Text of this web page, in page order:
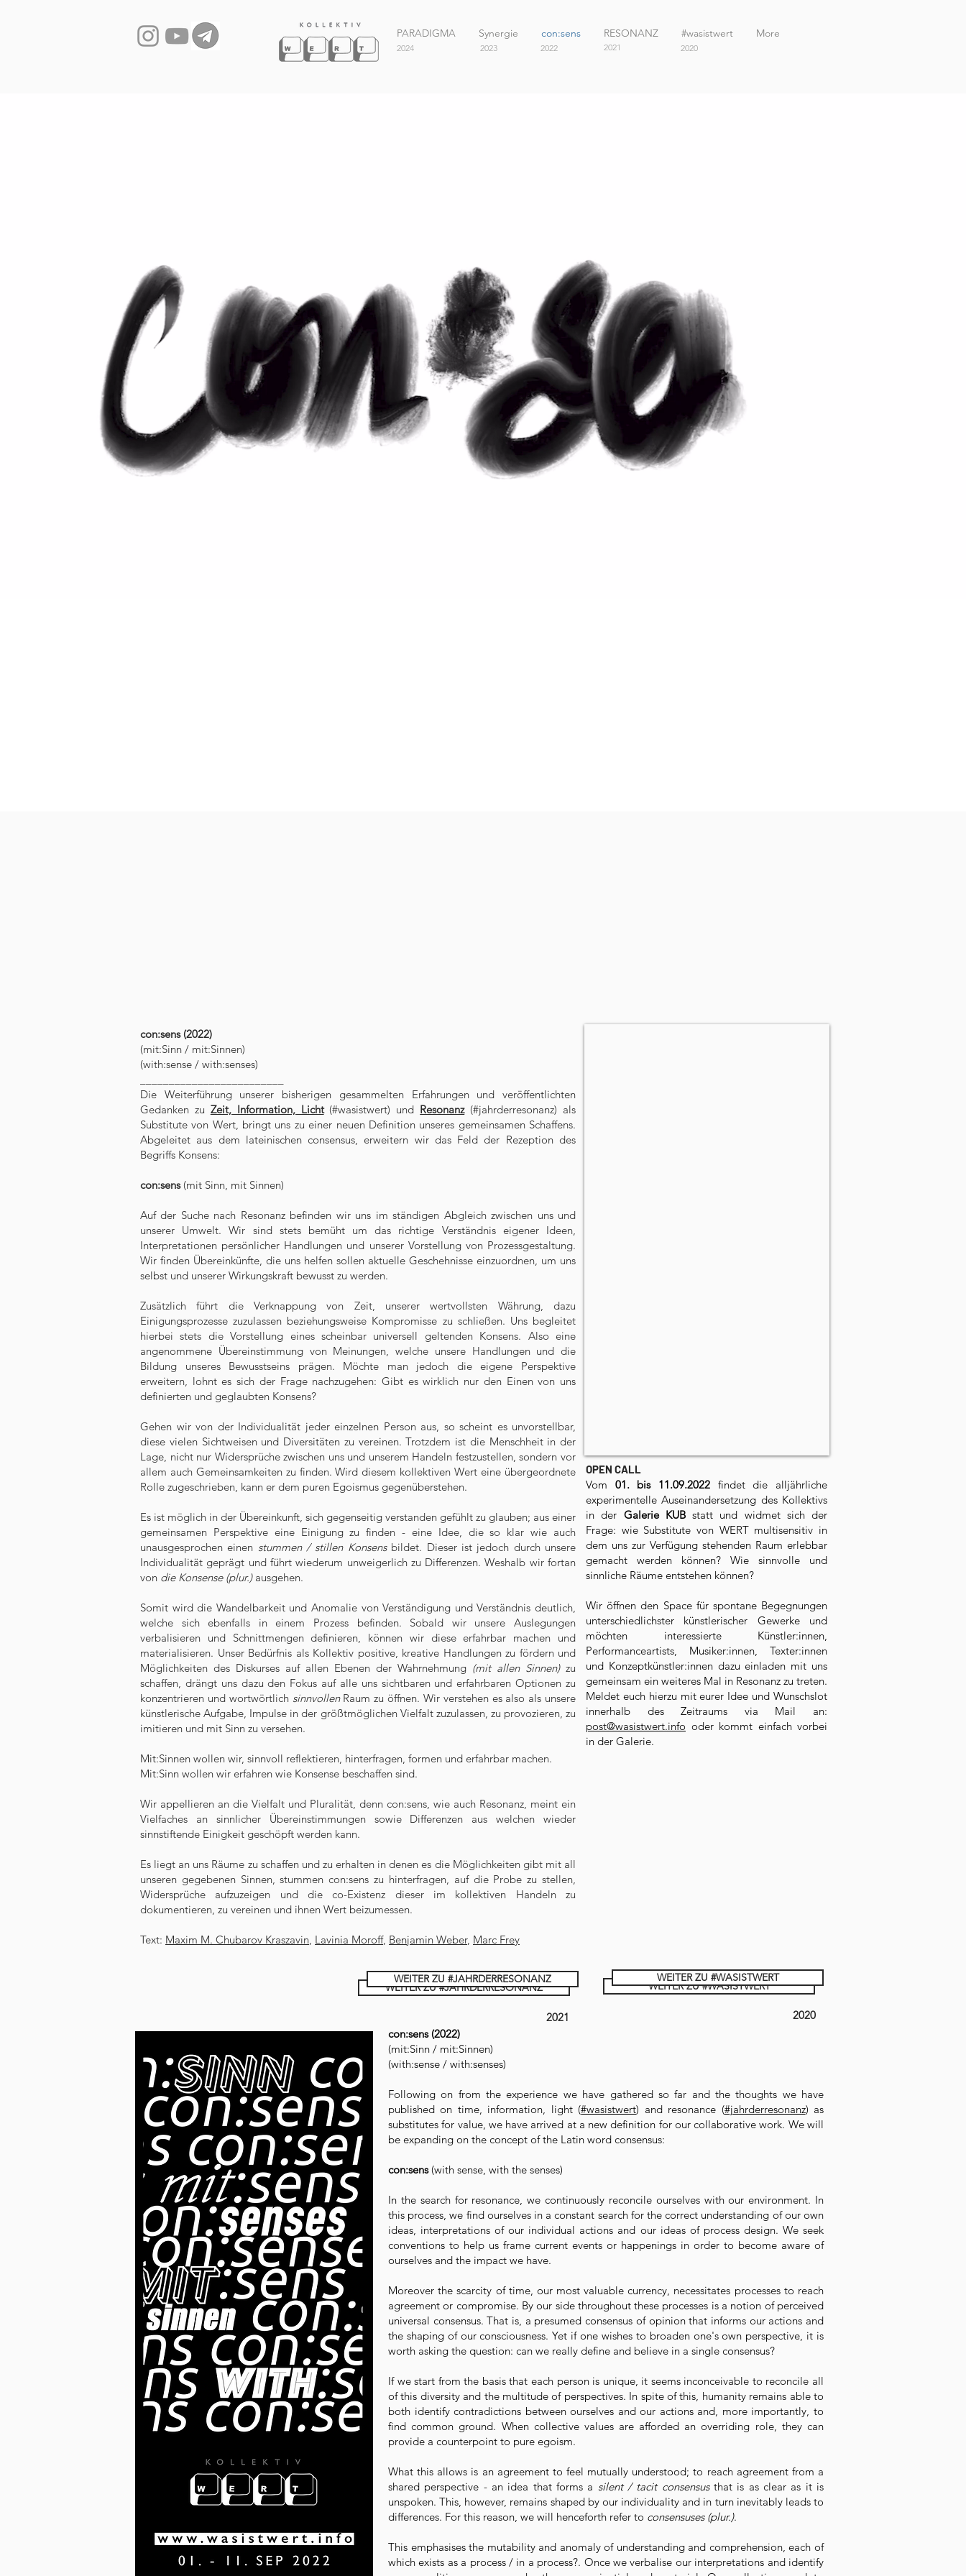
PARADIGMA Synergie con:sens RESONANZ #wasistwert More
2024 2023 2022 2021 2020
con:sens (2022)
(mit:Sinn / mit:Sinnen)
(with:sense / with:senses)
Die Weiterführung unserer bisherigen gesammelten Erfahrungen und veröffentlichten
Gedanken zu Zeit, Information, Licht(#wasistwert) und Resonanz (#jahrderresonanz) als
Substitute von Wert, bringt uns zu einer neuen Definition unseres gemeinsamen Schaffens.
Abgeleitet aus dem lateinischen consensus, erweitern wir das Feld der Rezeption des
Begriffs Konsens:
con:sens(mit Sinn, mit Sinnen)
Auf der Suche nach Resonanz befinden wir uns im ständigen Abgleich zwischen uns und
unserer Umwelt. Wir sind stets bemüht um das richtige Verständnis eigener Ideen,
Interpretationen persönlicher Handlungen und unserer Vorstellung von Prozessgestaltung.
Wir finden Übereinkünfte, die uns helfen sollen aktuelle Geschehnisse einzuordnen, um uns
selbst und unserer Wirkungskraft bewusst zu werden.
Zusätzlich führt die Verknappung von Zeit, unserer wertvollsten Währung, dazu
Einigungsprozesse zuzulassen beziehungsweise Kompromisse zu schließen. Uns begleitet
hierbei stets die Vorstellung eines scheinbar universell geltenden Konsens. Also eine
angenommene Übereinstimmung von Meinungen, welche unsere Handlungen und die
Bildung unseres Bewusstseins prägen. Möchte man jedoch die eigene Perspektive
erweitern, lohnt es sich der Frage nachzugehen: Gibt es wirklich nur den Einen von uns
definierten und geglaubten Konsens?
Gehen wir von der Individualität jeder einzelnen Person aus, so scheint es unvorstellbar,
diese vielen Sichtweisen und Diversitäten zu vereinen. Trotzdem ist die Menschheit in der
Lage, nicht nur Widersprüche zwischen uns und unserem Handeln festzustellen, sondern vor
allem auch Gemeinsamkeiten zu finden. Wird diesem kollektiven Wert eine übergeordnete
Rolle zugeschrieben, kann er dem puren Egoismus gegenüberstehen.
Es ist möglich in der Übereinkunft, sich gegenseitig verstanden gefühlt zu glauben; aus einer
gemeinsamen Perspektive eine Einigung zu finden - eine Idee, die so klar wie auch
unausgesprochen einen stummen / stillen Konsensbildet. Dieser ist jedoch durch unsere
Individualität geprägt und führt wiederum unweigerlich zu Differenzen. Weshalb wir fortan
von die Konsense (plur.)ausgehen.
Somit wird die Wandelbarkeit und Anomalie von Verständigung und Verständnis deutlich,
welche sich ebenfalls in einem Prozess befinden. Sobald wir unsere Auslegungen
verbalisieren und Schnittmengen definieren, können wir diese erfahrbar machen und
materialisieren. Unser Bedürfnis als Kollektiv positive, kreative Handlungen zu fördern und
Möglichkeiten des Diskurses auf allen Ebenen der Wahrnehmung (mit allen Sinnen)zu
schaffen, drängt uns dazu den Fokus auf alle uns sichtbaren und erfahrbaren Optionen zu
konzentrieren und wortwörtlich sinnvollenRaum zu öffnen. Wir verstehen es also als unsere
künstlerische Aufgabe, Impulse in der größtmöglichen Vielfalt zuzulassen, zu provozieren, zu
imitieren und mit Sinn zu versehen.
Mit:Sinnen wollen wir, sinnvoll reflektieren, hinterfragen, formen und erfahrbar machen.
Mit:Sinn wollen wir erfahren wie Konsense beschaffen sind.
Wir appellieren an die Vielfalt und Pluralität, denn con:sens, wie auch Resonanz, meint ein
Vielfaches an sinnlicher Übereinstimmungen sowie Differenzen aus welchen wieder
sinnstiftende Einigkeit geschöpft werden kann.
Es liegt an uns Räume zu schaffen und zu erhalten in denen es die Möglichkeiten gibt mit all
unseren gegebenen Sinnen, stummen con:sens zu hinterfragen, auf die Probe zu stellen,
Widersprüche aufzuzeigen und die co-Existenz dieser im kollektiven Handeln zu
dokumentieren, zu vereinen und ihnen Wert beizumessen.
Text: Maxim M. Chubarov Kraszavin, Lavinia Moroff, Benjamin Weber, Marc Frey
OPEN CALL
Vom 01. bis 11.09.2022 findet die alljährliche
experimentelle Auseinandersetzung des Kollektivs
in der Galerie KUB statt und widmet sich der
Frage: wie Substitute von WERT multisensitiv in
dem uns zur Verfügung stehenden Raum erlebbar
gemacht werden können? Wie sinnvolle und
sinnliche Räume entstehen können?
Wir öffnen den Space für spontane Begegnungen
unterschiedlichster künstlerischer Gewerke und
möchten interessierte Künstler:innen,
Performanceartists, Musiker:innen, Texter:innen
und Konzeptkünstler:innen dazu einladen mit uns
gemeinsam ein weiteres Mal in Resonanz zu treten.
Meldet euch hierzu mit eurer Idee und Wunschslot
innerhalb des Zeitraums via Mail an:
post@wasistwert.info oder kommt einfach vorbei
in der Galerie.
WEITER ZU #JAHRDERRESONANZ
WEITER ZU #JAHRDERRESONANZ
WEITER ZU #WASISTWERT
WEITER ZU #WASISTWERT
2021
2020
con:sens (2022)
(mit:Sinn / mit:Sinnen)
(with:sense / with:senses)
Following on from the experience we have gathered so far and the thoughts we have
published on time, information, light (#wasistwert) and resonance (#jahrderresonanz) as
substitutes for value, we have arrived at a new definition for our collaborative work. We will
be expanding on the concept of the Latin word consensus:
con:sens(with sense, with the senses)
In the search for resonance, we continuously reconcile ourselves with our environment. In
this process, we find ourselves in a constant search for the correct understanding of our own
ideas, interpretations of our individual actions and our ideas of process design. We seek
conventions to help us frame current events or happenings in order to become aware of
ourselves and the impact we have.
Moreover the scarcity of time, our most valuable currency, necessitates processes to reach
agreement or compromise. By our side throughout these processes is a notion of perceived
universal consensus. That is, a presumed consensus of opinion that informs our actions and
the shaping of our consciousness. Yet if one wishes to broaden one's own perspective, it is
worth asking the question: can we really define and believe in a single consensus?
If we start from the basis that each person is unique, it seems inconceivable to reconcile all
of this diversity and the multitude of perspectives. In spite of this, humanity remains able to
both identify contradictions between ourselves and our actions and, more importantly, to
find common ground. When collective values are afforded an overriding role, they can
provide a counterpoint to pure egoism.
What this allows is an agreement to feel mutually understood; to reach agreement from a
shared perspective - an idea that forms a silent / tacit consensusthat is as clear as it is
unspoken. This, however, remains shaped by our individuality and in turn inevitably leads to
differences. For this reason, we will henceforth refer to consensuses (plur.).
This emphasises the mutability and anomaly of understanding and comprehension, each of
which exists as a process / in a process?. Once we verbalise our interpretations and identify